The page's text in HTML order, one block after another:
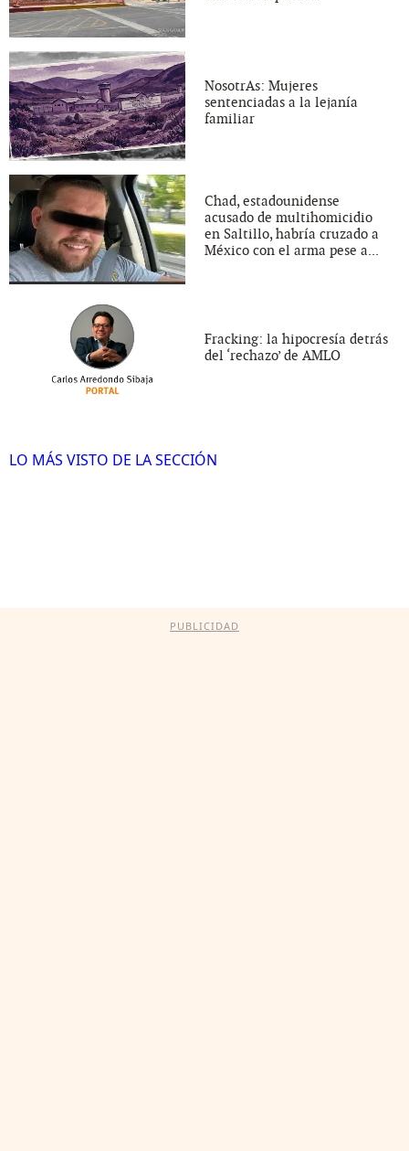
NosotrAs: Mujeres
sentenciadas a la lejanía
familiar
Chad, estadounidense
acusado de multihomicidio
en Saltillo, habría cruzado a
México con el arma pese a...
Fracking: la hipocresía detrás
del ‘rechazo’ de AMLO
LO MÁS VISTO DE LA SECCIÓN
PUBLICIDAD